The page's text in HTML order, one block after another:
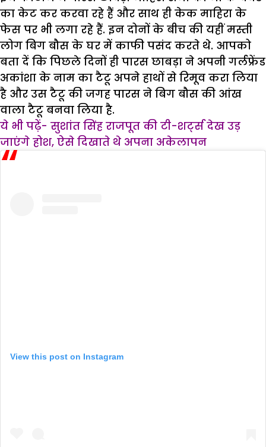
का केट कर करवा रहे हैं और साथ ही केक माहिरा के
फेस पर भी लगा रहे हैं. इन दोनों के बीच की यहीं मस्ती
लोग बिग बौस के घर में काफी पसंद करते थे. आपको
बता दें कि पिछले दिनों ही पारस छाबड़ा ने अपनी गर्लफ्रेंड
अकांशा के नाम का टैटू अपने हाथों से रिमूव करा लिया
है और उस टैटू की जगह पारस ने बिग बौस की आंख
वाला टैटू बनवा लिया है.
ये भी पढ़ें- सुशांत सिंह राजपूत की टी-शर्ट्स देख उड़
जाएंगे होश, ऐसे दिखाते थे अपना अकेलापन
View this post on Instagram